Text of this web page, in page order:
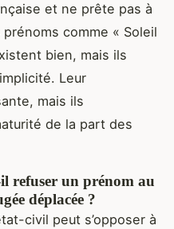
et ne prête pas à
comme « Soleil
bien, mais ils
Leur
mais ils
de la part des
refuser un prénom au
déplacée ?
civil peut s’opposer à